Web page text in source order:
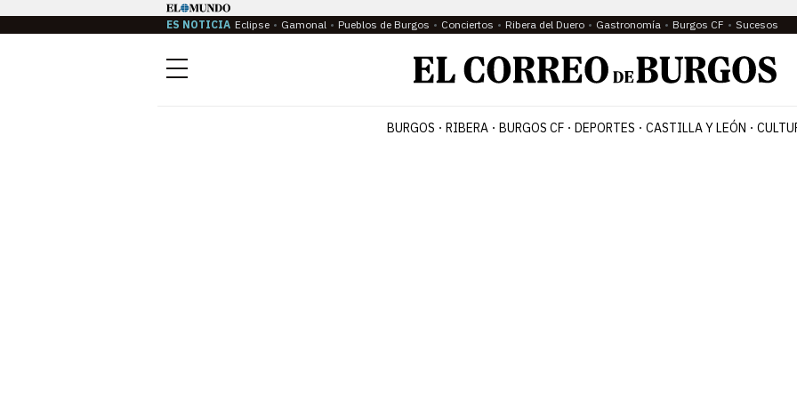
ES NOTICIA Eclipse Gamonal Pueblos de Burgos Conciertos Ribera del Duero Gastronomía Burgos CF Sucesos
Menú
BURGOS RIBERA BURGOS CF DEPORTES CASTILLA Y LEÓN